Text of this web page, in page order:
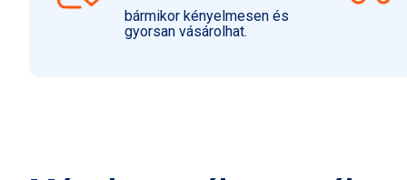
bármikor kényelmesen és
gyorsan vásárolhat.